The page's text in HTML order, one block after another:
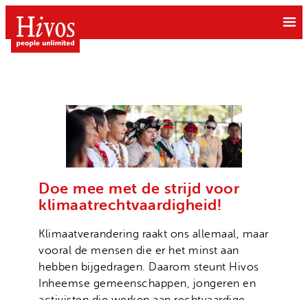
naar
de
Doe mee met de strijd voor
klimaatrechtvaardigheid!
Klimaatverandering raakt ons allemaal, maar
vooral de mensen die er het minst aan
hebben bijgedragen. Daarom steunt Hivos
Inheemse gemeenschappen, jongeren en
Doe mee
Kom in actie
Grote gift
Geven als bedrijf
Belastingvrij schenken
Wat we doen
Gendergelijkheid
Klimaatrechtvaardigheid
Moedige mensen
Over Hivos
Onze visie
Onze organisatie